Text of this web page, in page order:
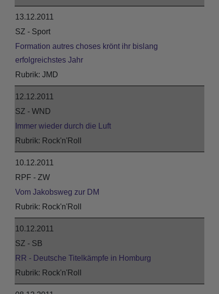
13.12.2011
SZ - Sport
Formation autres choses krönt ihr bislang
erfolgreichstes Jahr
JMD
12.12.2011
SZ - WND
Immer wieder durch die Luft
Rock'n'Roll
10.12.2011
RPF - ZW
Vom Jakobsweg zur DM
Rock'n'Roll
10.12.2011
SZ - SB
RR - Deutsche Titelkämpfe in Homburg
Rock'n'Roll